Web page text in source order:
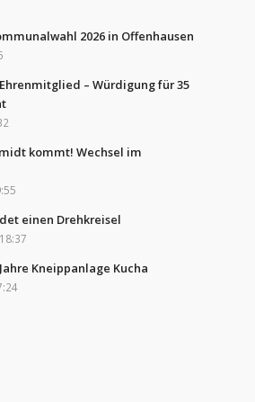
2026 in Offenhausen
– Würdigung für 35
kommt! Wechsel im
einen Drehkreisel
Kneippanlage Kucha